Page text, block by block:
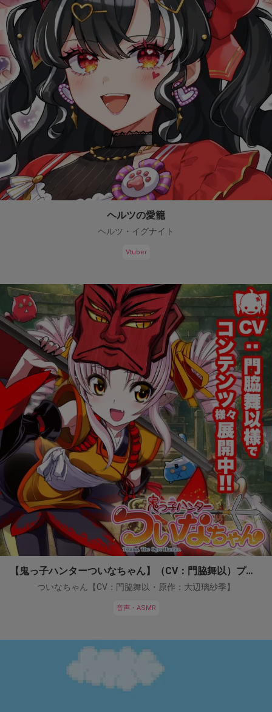
ヘルツの愛籠
ヘルツ・イグナイト
Vtuber
【鬼っ子ハンターついなちゃん】（CV：門脇舞以）プロジェクト！
ついなちゃん【CV：門脇舞以・原作：大辺璃紗季】
音声・ASMR